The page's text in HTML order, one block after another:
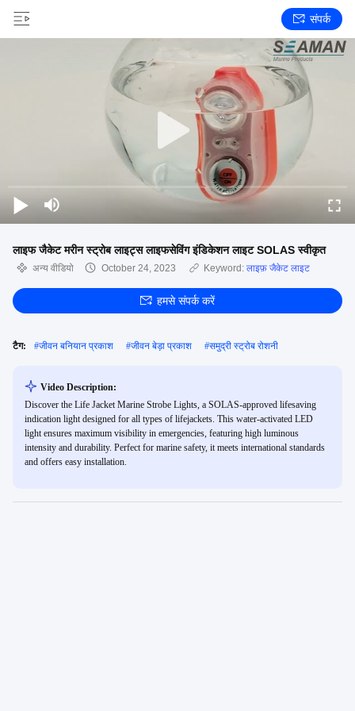
संपर्क
लाइफ जैकेट मरीन स्ट्रोब लाइट्स लाइफसेविंग इंडिकेशन लाइट SOLAS स्वीकृत
अन्य वीडियो October 24, 2023 Keyword: लाइफ़ जैकेट लाइट
हमसे संपर्क करें
टैग: #जीवन बनियान प्रकाश #जीवन बेड़ा प्रकाश #समुद्री स्ट्रोब रोशनी
Video Description:
Discover the Life Jacket Marine Strobe Lights, a SOLAS-approved lifesaving
indication light designed for all types of lifejackets. This water-activated LED
light ensures maximum visibility in emergencies, featuring high luminous
intensity and durability. Perfect for marine safety, it meets international standards
and offers easy installation.